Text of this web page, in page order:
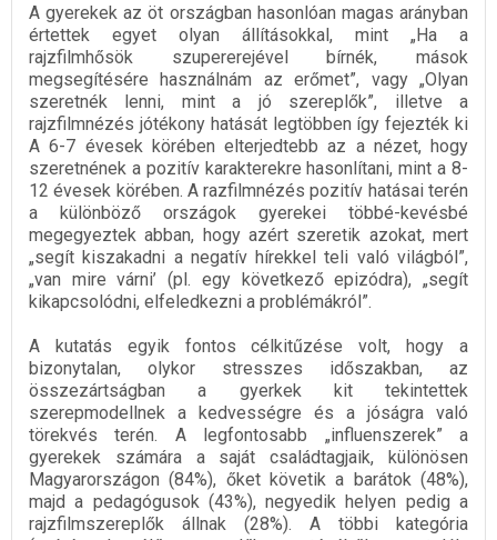
A gyerekek az öt országban hasonlóan magas arányban
értettek egyet olyan állításokkal, mint „Ha a
rajzfilmhősök szupererejével bírnék, mások
megsegítésére használnám az erőmet”, vagy „Olyan
szeretnék lenni, mint a jó szereplők”, illetve a
rajzfilmnézés jótékony hatását legtöbben így fejezték ki
A 6-7 évesek körében elterjedtebb az a nézet, hogy
szeretnének a pozitív karakterekre hasonlítani, mint a 8-
12 évesek körében. A razfilmnézés pozitív hatásai terén
a különböző országok gyerekei többé-kevésbé
megegyeztek abban, hogy azért szeretik azokat, mert
„segít kiszakadni a negatív hírekkel teli való világból”,
„van mire várni’ (pl. egy következő epizódra), „segít
kikapcsolódni, elfeledkezni a problémákról”.
A kutatás egyik fontos célkitűzése volt, hogy a
bizonytalan, olykor stresszes időszakban, az
összezártságban a gyerkek kit tekintettek
szerepmodellnek a kedvességre és a jóságra való
törekvés terén. A legfontosabb „influenszerek” a
gyerekek számára a saját családtagjaik, különösen
Magyarországon (84%), őket követik a barátok (48%),
majd a pedagógusok (43%), negyedik helyen pedig a
rajzfilmszereplők állnak (28%). A többi kategória